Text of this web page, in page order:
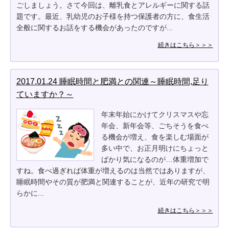
ごしましょう。さて今回は、離乳食とアレルギーに関する話
題です。最近、乳幼児のお子様を持つ保護者の方に、食生活
全般に関するお話をする機会があったのですが...
続きはこちら＞＞＞
2017.01.24 睡眠時間と肥満との関連～睡眠時間,足り
ていますか？～
年末年始にかけてクリスマスや忘
年会、新年会等、ごちそうを食べ
る機会が増え、食を楽しむ場面が
多い中で、お正月明けにちょっと
ばかり気になるのが…体重増加で
すね。食べ過ぎれば体重が増えるのは当然ではありますが、
睡眠時間やその質が肥満と関連することが、近年の研究で明
らかに...
続きはこちら＞＞＞